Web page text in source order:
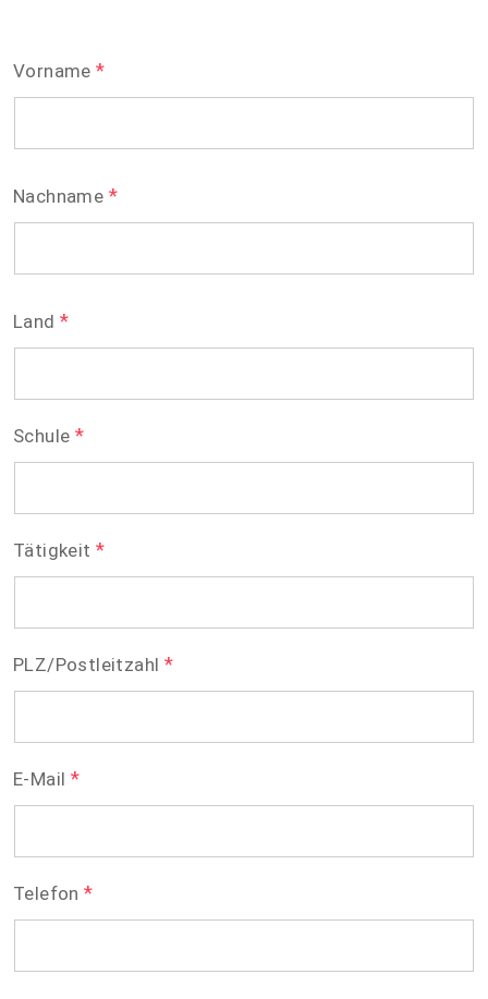
Vorname *
Nachname *
Land *
Schule *
Tätigkeit *
PLZ/Postleitzahl *
E-Mail *
Telefon *